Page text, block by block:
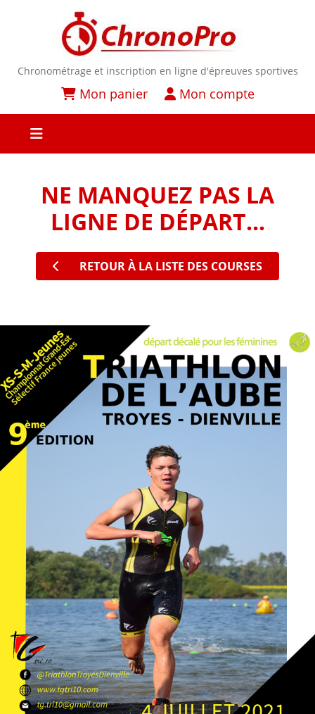
Chronométrage et inscription en ligne d'épreuves sportives
Mon panier Mon compte
NE MANQUEZ PAS LA
LIGNE DE DÉPART...
RETOUR À LA LISTE DES COURSES